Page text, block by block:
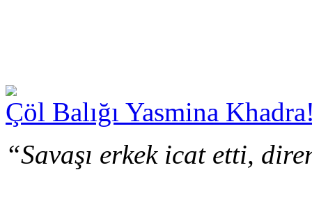
Çöl Balığı Yasmina
“Savaşı erkek icat etti,